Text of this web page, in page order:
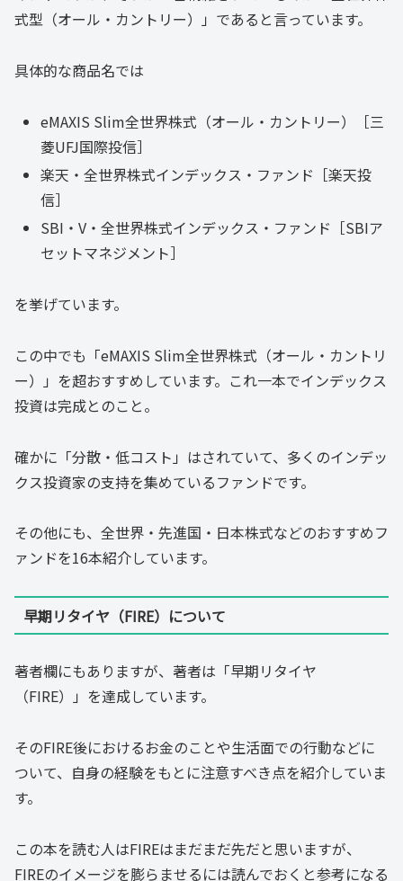
式型（オール・カントリー）」であると言っています。
具体的な商品名では
eMAXIS Slim全世界株式（オール・カントリー）［三
菱UFJ国際投信］
楽天・全世界株式インデックス・ファンド［楽天投
信］
SBI・V・全世界株式インデックス・ファンド［SBIア
セットマネジメント］
を挙げています。
この中でも「eMAXIS Slim全世界株式（オール・カントリ
ー）」を超おすすめしています。これ一本でインデックス
投資は完成とのこと。
確かに「分散・低コスト」はされていて、多くのインデッ
クス投資家の支持を集めているファンドです。
その他にも、全世界・先進国・日本株式などのおすすめフ
ァンドを16本紹介しています。
早期リタイヤ（FIRE）について
著者欄にもありますが、著者は「早期リタイヤ
（FIRE）」を達成しています。
そのFIRE後におけるお金のことや生活面での行動などに
ついて、自身の経験をもとに注意すべき点を紹介していま
す。
この本を読む人はFIREはまだまだ先だと思いますが、
FIREのイメージを膨らませるには読んでおくと参考になる